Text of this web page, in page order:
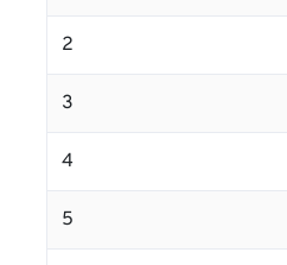
2
3
4
5